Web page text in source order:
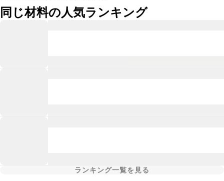
同じ材料の人気ランキング
ランキング一覧を見る